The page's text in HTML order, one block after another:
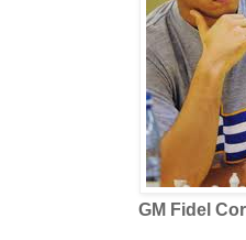
GM Fidel